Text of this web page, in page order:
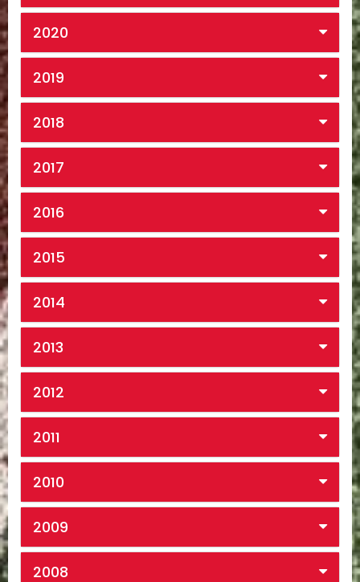
2020
2019
2018
2017
2016
2015
2014
2013
2012
2011
2010
2009
2008